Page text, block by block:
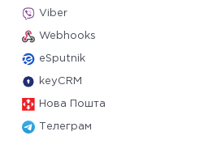
Viber
Webhooks
eSputnik
keyCRM
Нова Пошта
Телеграм